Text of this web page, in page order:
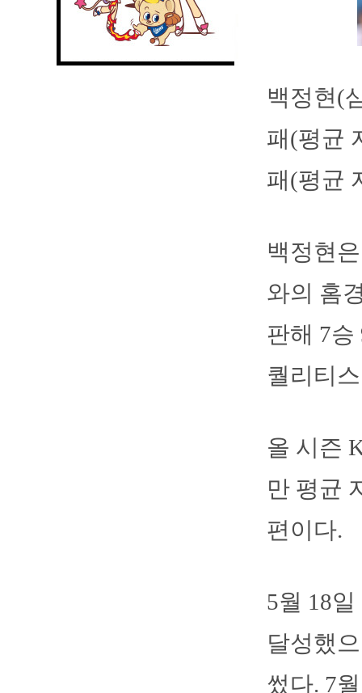
백정현(
패(평균
패(평균
백정현
와의 홈
판해 7승
퀄리티
올 시즌
만 평균
편이다.
5월 18
달성했
썼다. 7